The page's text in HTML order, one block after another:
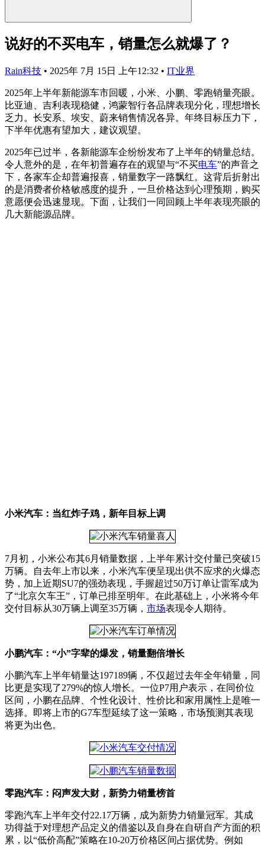
说好的不买电车，销量怎么就爆了？
Rain科技 • 2025年 7月 15日 上午12:32 • IT业界
2025年上半年新能源车市回暖，小米、小鹏、零跑销量亮眼。
比亚迪、吉利表现稳健，鸿蒙智行各品牌表现分化，理想增长
乏力。长安系、埃安、蔚来销售情况各异。年终目标压力下，
下半年优惠有望加大，建议观望。
2025年已过半，各新能源车企纷纷发布了上半年的销量总结。
令人意外的是，在年初普遍存在的观望与“不买电车”的声音之
下，各家车企却普遍报喜，销量数字一路飘红。这背后折射出
的是消费者价格敏感度的提升，一旦价格达到心理预期，购买
意愿便会迅速显现。下面，让我们一同回顾上半年表现亮眼的
几大新能源品牌。
小米汽车：当红炸子鸡，新年目标上调
7月初，小米公布其6月销量数据，上半年累计交付量已突破15
万辆。自去年上市以来，小米汽车便呈现出供不应求的火爆态
势，加上近期SU7的强劲表现，手握超过50万订单让雷军成为
了“北京欠车王”，订单已排至明年。在此基础上，小米将今年
交付目标从30万辆上调至35万辆， 市场表现令人期待。
小鹏汽车：“小”字辈的爆发，销量翻倍增长
小鹏汽车上半年销量达197189辆，不仅超过去年全年销量，同
比更是实现了279%的惊人增长。一位P7用户表示，在同价位
区间，小鹏在品牌、个性化设计、性价比和家用属性上是唯一
选择。即将上市的G7车型延续了这一策略，市场预测其表现
将更为出色。
零跑汽车：闷声发大财，新势力销量榜首
零跑汽车上半年交付22.17万辆，成为新势力销量冠军。其成
功得益于对理想产品定义的借鉴以及自身在自研自产方面的积
累，以“低价高配”策略在10-20万价格区间占据优势。例如